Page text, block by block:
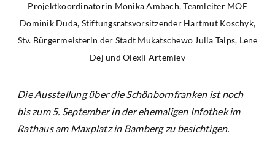
Projektkoordinatorin Monika Ambach, Teamleiter MOE
Dominik Duda, Stiftungsratsvorsitzender Hartmut Koschyk,
Stv. Bürgermeisterin der Stadt Mukatschewo Julia Taips, Lene
Dej und Olexii Artemiev
Die Ausstellung über die Schönbornfranken ist noch
bis zum 5. September in der ehemaligen Infothek im
Rathaus am Maxplatz in Bamberg zu besichtigen.